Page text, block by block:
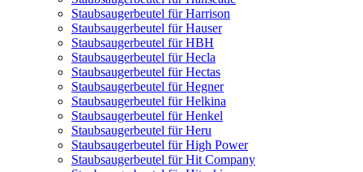
Staubsaugerbeutel für Harrison
Staubsaugerbeutel für Hauser
Staubsaugerbeutel für HBH
Staubsaugerbeutel für Hecla
Staubsaugerbeutel für Hectas
Staubsaugerbeutel für Hegner
Staubsaugerbeutel für Helkina
Staubsaugerbeutel für Henkel
Staubsaugerbeutel für Heru
Staubsaugerbeutel für High Power
Staubsaugerbeutel für Hit Company